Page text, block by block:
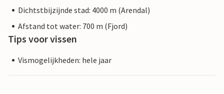
Dichtstbijzijnde stad: 4000 m (Arendal)
Afstand tot water: 700 m (Fjord)
Tips voor vissen
Vismogelijkheden: hele jaar